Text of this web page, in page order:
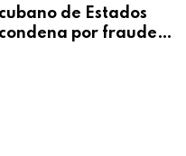
de Estados
por fraude